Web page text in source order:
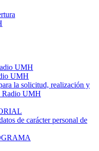
UMH
UMH
la solicitud, realización y
Radio UMH
de carácter personal de